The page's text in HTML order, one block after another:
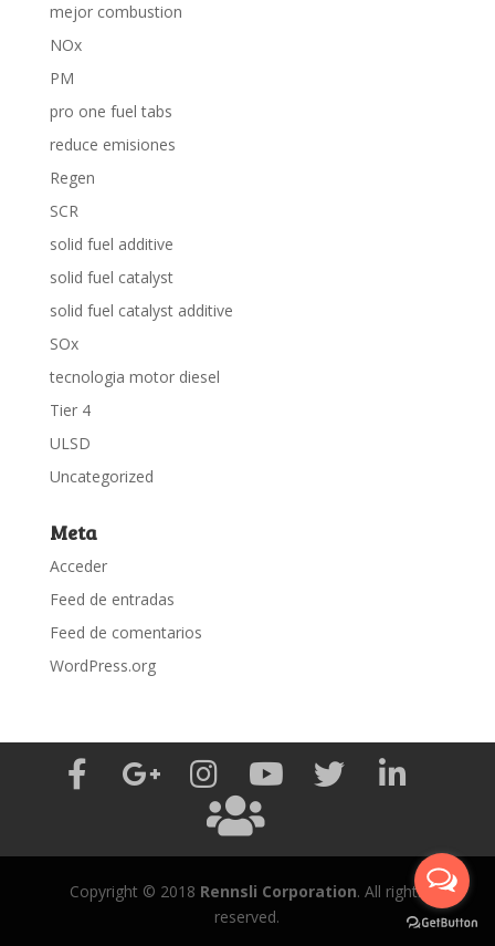
mejor combustion
NOx
PM
pro one fuel tabs
reduce emisiones
Regen
SCR
solid fuel additive
solid fuel catalyst
solid fuel catalyst additive
SOx
tecnologia motor diesel
Tier 4
ULSD
Uncategorized
Meta
Acceder
Feed de entradas
Feed de comentarios
WordPress.org
Copyright © 2018 Rennsli Corporation. All rights
reserved.